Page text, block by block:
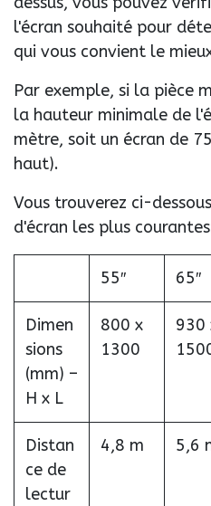
l'écran souhaité pour
qui vous convient le
Par exemple, si la pièce
la hauteur minimale de
mètre, soit un écran de
haut).
Vous trouverez ci-
d'écran les plus
55″ 65″
Dimen
sions
(mm) –
H x L
800 x
1300
930
Distan
ce de
lectur
4,8 m 5,6